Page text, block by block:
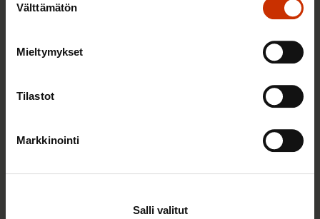
valinta
Välttämätön
Mieltymykset
Tilastot
Markkinointi
Salli valitut